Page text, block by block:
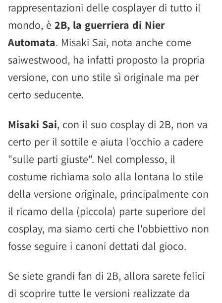
rappresentazioni delle cosplayer di tutto il
mondo, è 2B, la guerriera di Nier
Automata. Misaki Sai, nota anche come
saiwestwood, ha infatti proposto la propria
versione, con uno stile sì originale ma per
certo seducente.
Misaki Sai, con il suo cosplay di 2B, non va
certo per il sottile e aiuta l'occhio a cadere
"sulle parti giuste". Nel complesso, il
costume richiama solo alla lontana lo stile
della versione originale, principalmente con
il ricamo della (piccola) parte superiore del
cosplay, ma siamo certi che l'obbiettivo non
fosse seguire i canoni dettati dal gioco.
Se siete grandi fan di 2B, allora sarete felici
di scoprire tutte le versioni realizzate da